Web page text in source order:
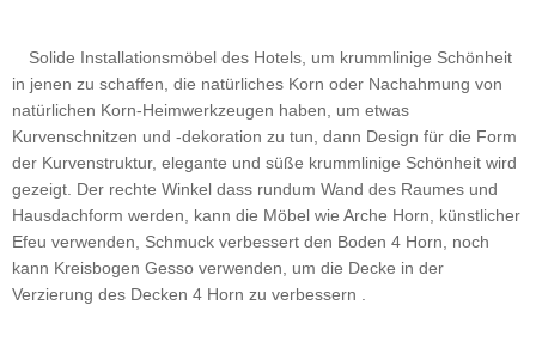
Solide Installationsmöbel des Hotels, um krummlinige Schönheit
in jenen zu schaffen, die natürliches Korn oder Nachahmung von
natürlichen Korn-Heimwerkzeugen haben, um etwas
Kurvenschnitzen und -dekoration zu tun, dann Design für die Form
der Kurvenstruktur, elegante und süße krummlinige Schönheit wird
gezeigt. Der rechte Winkel dass rundum Wand des Raumes und
Hausdachform werden, kann die Möbel wie Arche Horn, künstlicher
Efeu verwenden, Schmuck verbessert den Boden 4 Horn, noch
kann Kreisbogen Gesso verwenden, um die Decke in der
Verzierung des Decken 4 Horn zu verbessern .